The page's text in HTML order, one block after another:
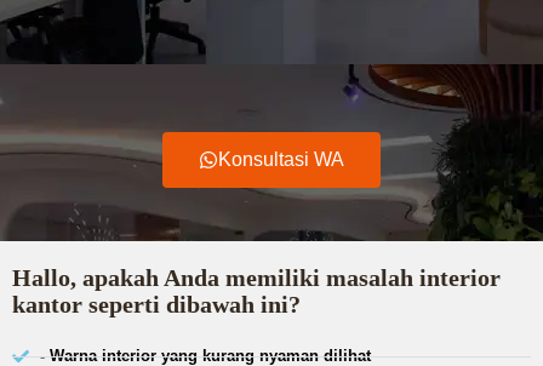
Konsultasi WA
Hallo, apakah Anda memiliki masalah interior
kantor seperti dibawah ini?
- Warna interior yang kurang nyaman dilihat